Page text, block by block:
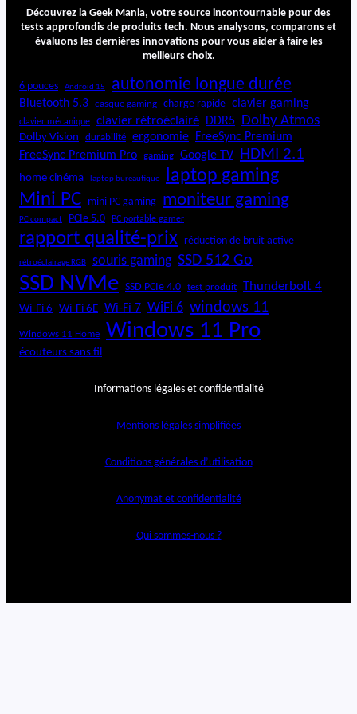
4
A
R
Découvrez la Geek Mania, votre source incontournable pour des
tests approfondis de produits tech. Nous analysons, comparons et
évaluons les dernières innovations pour vous aider à faire les
meilleurs choix.
6 pouces Android 15 autonomie longue durée
Bluetooth 5.3 casque gaming charge rapide clavier gaming
clavier mécanique clavier rétroéclairé DDR5 Dolby Atmos
Dolby Vision durabilité ergonomie
FreeSync Premium
FreeSync Premium Pro
gaming Google TV HDMI 2.1
home cinéma laptop bureautique laptop gaming
Mini PC mini PC gaming moniteur gaming
PC compact PCIe 5.0 PC portable gamer
rapport qualité-prix réduction de bruit active
rétroéclairage RGB souris gaming SSD 512 Go
SSD NVMe SSD PCIe 4.0 test produit Thunderbolt 4
Wi-Fi 6 Wi-Fi 6E Wi-Fi 7 WiFi 6 windows 11
Windows 11 Home Windows 11 Pro
écouteurs sans fil
Informations légales et confidentialité
Mentions légales simplifiées
Conditions générales d’utilisation
Anonymat et confidentialité
Qui sommes-nous ?